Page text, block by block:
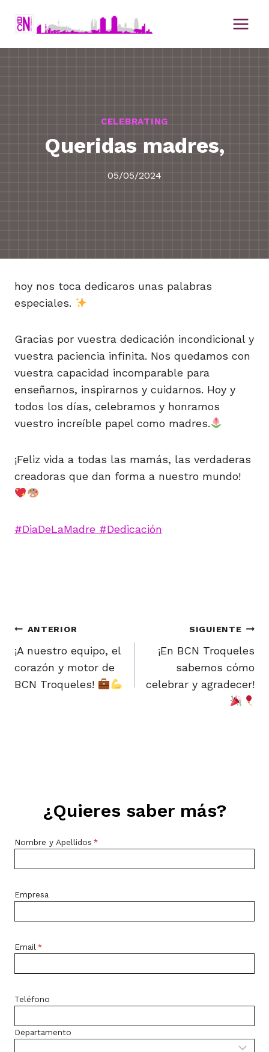
CELEBRATING
Queridas madres,
05/05/2024
hoy nos toca dedicaros unas palabras
especiales.
Gracias por vuestra dedicación incondicional y
vuestra paciencia infinita. Nos quedamos con
vuestra capacidad incomparable para
enseñarnos, inspirarnos y cuidarnos. Hoy y
todos los días, celebramos y honramos
vuestro increíble papel como madres.
¡Feliz vida a todas las mamás, las verdaderas
creadoras que dan forma a nuestro mundo!
#DiaDeLaMadre #Dedicación
Navegación
de
entradas
ANTERIOR
¡A nuestro equipo, el
corazón y motor de
BCN Troqueles!
SIGUIENTE
¡En BCN Troqueles
sabemos cómo
celebrar y agradecer!
¿Quieres saber más?
Nombre y Apellidos *
Empresa
Email *
Teléfono
Departamento